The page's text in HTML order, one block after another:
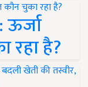
रहा है?